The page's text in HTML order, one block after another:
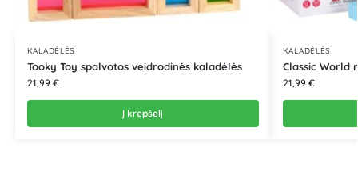
KALADĖLĖS
Tooky Toy spalvotos veidrodinės kaladėlės
21,99 €
Į krepšelį
KALADĖLĖS
Classic World
21,99 €